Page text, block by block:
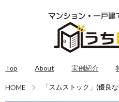
Top About 実例紹介
HOME
「スムストック」(優良